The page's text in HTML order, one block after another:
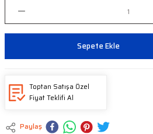
Sepete Ekle
Toptan Satışa Özel
Fiyat Teklifi Al
Paylaş